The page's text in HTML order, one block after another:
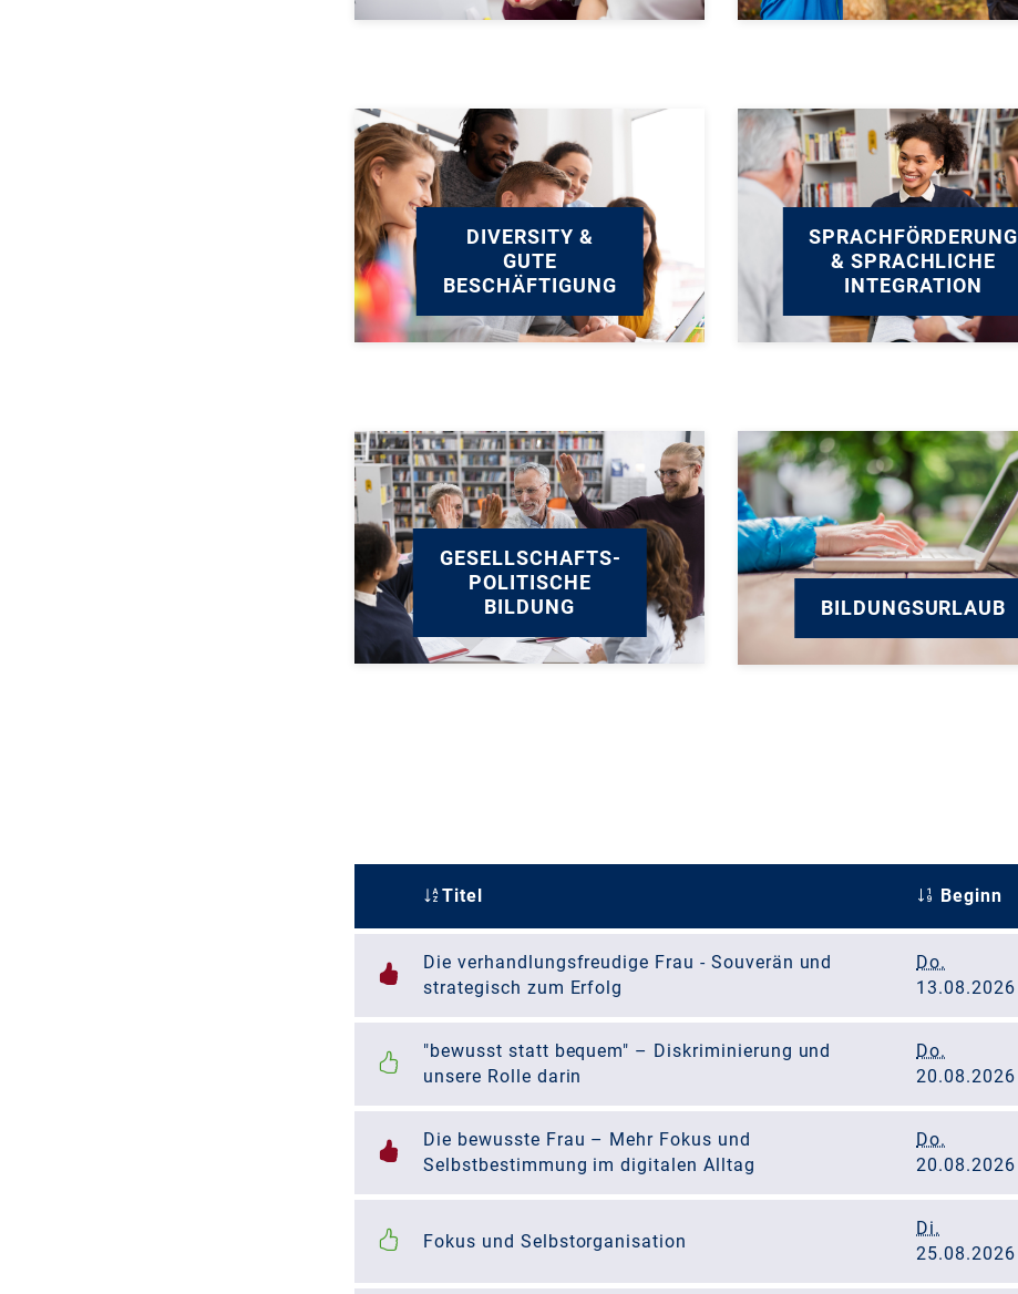
DIVERSITY &
GUTE
BESCHÄFTIGUNG
SPRACHFÖRDERUNG
& SPRACHLICHE
INTEGRATION
GESELLSCHAFTS­
POLITISCHE
BILDUNG
BILDUNGSURLAUB
Titel Beginn
Die verhandlungsfreudige Frau - Souverän und
strategisch zum Erfolg
Do.
13.08.2026
"bewusst statt bequem" – Diskriminierung und
unsere Rolle darin
Do.
20.08.2026
Die bewusste Frau – Mehr Fokus und
Selbstbestimmung im digitalen Alltag
Do.
20.08.2026
Fokus und Selbstorganisation
Di.
25.08.2026